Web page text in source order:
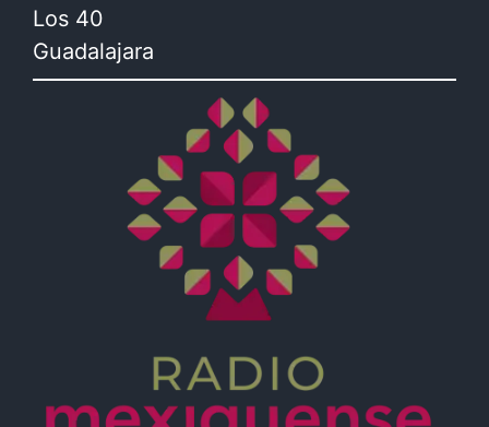
Los 40
Guadalajara